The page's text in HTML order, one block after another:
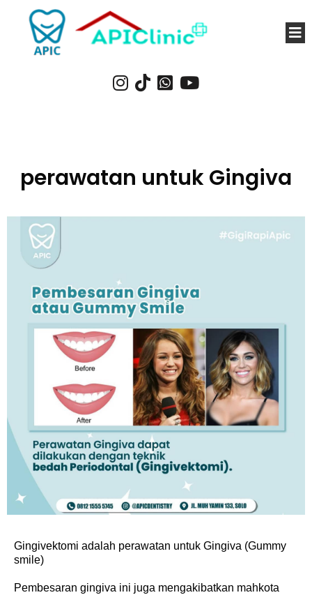
perawatan untuk Gingiva
Gingivektomi adalah perawatan untuk Gingiva (Gummy
smile)
Pembesaran gingiva ini juga mengakibatkan mahkota